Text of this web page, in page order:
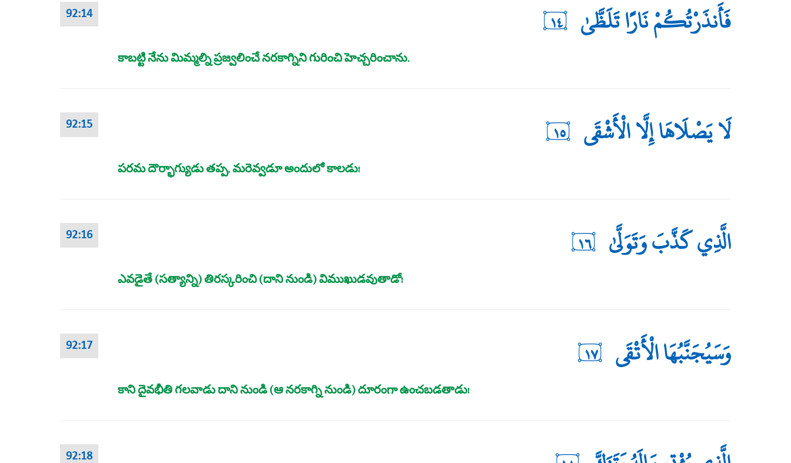
92:14 فَأَنذَرْتُكُمْ نَارًا تَلَظَّىٰ ١٤
కాబట్టి నేను మిమ్మల్ని ప్రజ్వలించే నరకాగ్నిని గురించి హెచ్చరించాను.
92:15 لَا يَصْلَاهَا إِلَّا الْأَشْقَى ١٥
పరమ దౌర్భాగ్యుడు తప్ప, మరెవ్వడూ అందులో కాలడు!
92:16 الَّذِي كَذَّبَ وَتَوَلَّىٰ ١٦
ఎవడైతే (సత్యాన్ని) తిరస్కరించి (దాని నుండి) విముఖుడవుతాడో!
92:17 وَسَيُجَنَّبُهَا الْأَتْقَى ١٧
కాని దైవభీతి గలవాడు దాని నుండి (ఆ నరకాగ్ని నుండి) దూరంగా ఉంచబడతాడు!
92:18